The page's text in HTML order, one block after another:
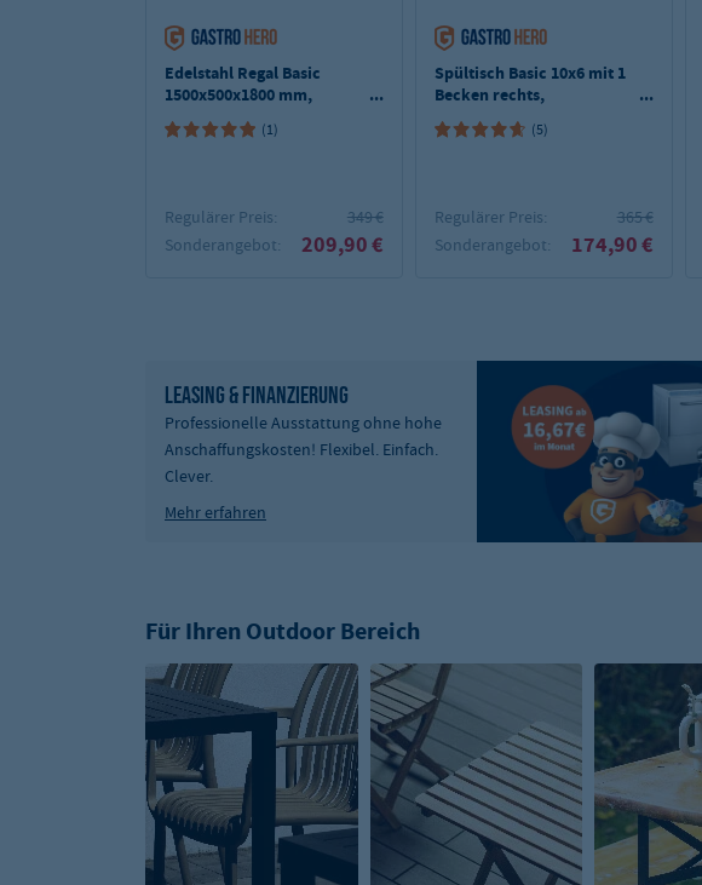
Edelstahl Regal Basic
1500x500x1800 mm,
Selbstmontage
(1)
Regulärer Preis:
349 €
Sonderangebot:
209,90 €
Spültisch Basic 10x6 mit 1
Becken rechts,
Aufkantung und
Grundboden (5)
Regulärer Preis:
365 €
Sonderangebot:
174,90 €
LEASING & FINANZIERUNG
Professionelle Ausstattung ohne hohe
Anschaffungskosten! Flexibel. Einfach.
Clever.
Mehr erfahren
Für Ihren Outdoor Bereich